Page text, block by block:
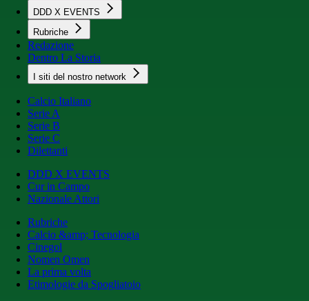
DDD X EVENTS
Rubriche
Redazione
Dentro La Storia
I siti del nostro network
Calcio Italiano
Serie A
Serie B
Serie C
Dilettanti
DDD X EVENTS
Cur in Campo
Nazionale Attori
Rubriche
Calcio &amp; Tecnologia
Cinegol
Nomen Omen
La prima volta
Etimologie da Spogliatoio